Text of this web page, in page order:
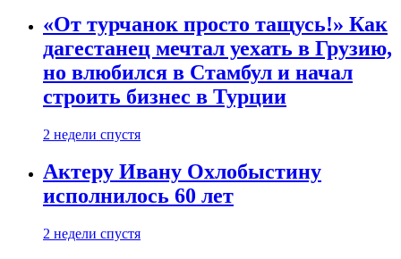
«От турчанок просто тащусь!» Как
дагестанец мечтал уехать в Грузию,
но влюбился в Стамбул и начал
строить бизнес в Турции
2 недели спустя
Актеру Ивану Охлобыстину
исполнилось 60 лет
2 недели спустя